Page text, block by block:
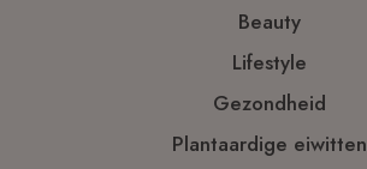
Beauty
Lifestyle
Gezondheid
Plantaardige eiwitten